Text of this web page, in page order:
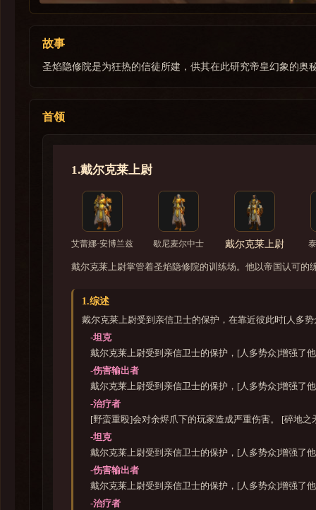
故事
圣焰隐修院是为狂热的信徒所建，供其在此研究帝皇幻象的
首领
1.戴尔克莱上尉
艾蕾娜·安博兰兹 歇尼麦尔中士 戴尔克莱上尉
戴尔克莱上尉掌管着圣焰隐修院的训练场。他以帝国认可
1.综述
戴尔克莱上尉受到亲信卫士的保护，在靠近彼此时[人多
-坦克
戴尔克莱上尉受到亲信卫士的保护，[人多势众]增强了
-伤害输出者
戴尔克莱上尉受到亲信卫士的保护，[人多势众]增强了
-治疗者
[野蛮重殴]会对余烬爪下的玩家造成严重伤害。 [碎地
-坦克
戴尔克莱上尉受到亲信卫士的保护，[人多势众]增强了
-伤害输出者
戴尔克莱上尉受到亲信卫士的保护，[人多势众]增强了
-治疗者